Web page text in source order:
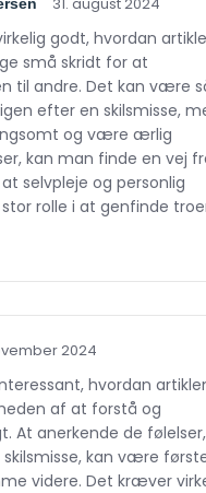
godt, hvordan
små skridt for at
til andre. Det kan være
efter en skilsmisse,
og være ærlig
kan man finde en vej
selvpleje og personlig
rolle i at genfinde
2024
hvordan
af at forstå og
At anerkende de følelser,
kan være
videre. Det kræver